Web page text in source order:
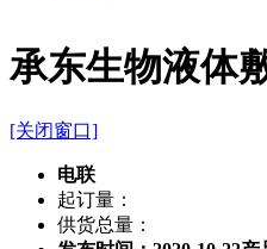
承东生物液体
[关闭窗口]
电联
起订量：
供货总量：